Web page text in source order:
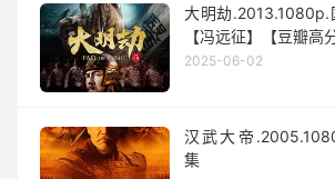
大明劫.2013.1080p.
【冯远征】【豆瓣高分
2025-06-02
汉武大帝
集